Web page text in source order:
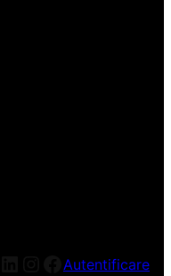
LinkedIn
Instagram
Facebook
Autentificare